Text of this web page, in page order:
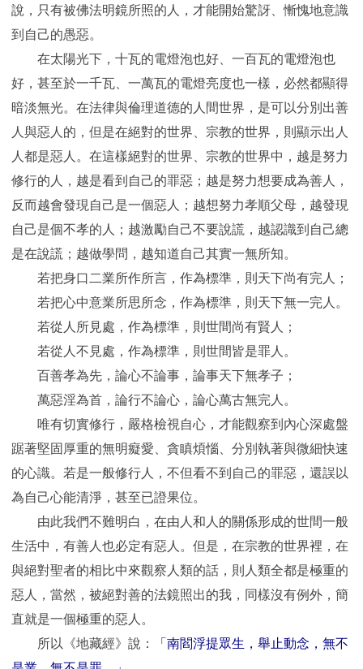
說，只有被佛法明鏡所照的人，才能開始驚訝、慚愧地意識
到自己的愚惡。
在太陽光下，十瓦的電燈泡也好、一百瓦的電燈泡也
好，甚至於一千瓦、一萬瓦的電燈亮度也一樣，必然都顯得
暗淡無光。在法律與倫理道德的人間世界，是可以分別出善
人與惡人的，但是在絕對的世界、宗教的世界，則顯示出人
人都是惡人。在這樣絕對的世界、宗教的世界中，越是努力
修行的人，越是看到自己的罪惡；越是努力想要成為善人，
反而越會發現自己是一個惡人；越想努力孝順父母，越發現
自己是個不孝的人；越激勵自己不要說謊，越認識到自己總
是在說謊；越做學問，越知道自己其實一無所知。
若把身口二業所作所言，作為標準，則天下尚有完人；
若把心中意業所思所念，作為標準，則天下無一完人。
若從人所見處，作為標準，則世間尚有賢人；
若從人不見處，作為標準，則世間皆是罪人。
百善孝為先，論心不論事，論事天下無孝子；
萬惡淫為首，論行不論心，論心萬古無完人。
唯有切實修行，嚴格檢視自心，才能觀察到內心深處盤
踞著堅固厚重的無明癡愛、貪瞋煩惱、分別執著與微細快速
的心識。若是一般修行人，不但看不到自己的罪惡，還誤以
為自己心能清淨，甚至已證果位。
由此我們不難明白，在由人和人的關係形成的世間一般
生活中，有善人也必定有惡人。但是，在宗教的世界裡，在
與絕對聖者的相比中來觀察人類的話，則人類全都是極重的
惡人，當然，被絕對善的法鏡照出的我，同樣沒有例外，簡
直就是一個極重的惡人。
所以《地藏經》說：
「南閻浮提眾生，舉止動念，無不